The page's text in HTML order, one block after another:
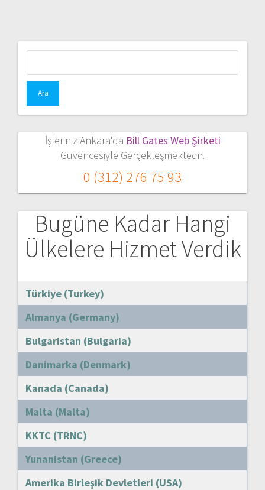
İşleriniz Ankara'da Bill Gates Web Şirketi
Güvencesiyle Gerçekleşmektedir.
0 (312) 276 75 93
Bugüne Kadar Hangi
Ülkelere Hizmet Verdik
Türkiye (Turkey)
Almanya (Germany)
Bulgaristan (Bulgaria)
Danimarka (Denmark)
Kanada (Canada)
Malta (Malta)
KKTC (TRNC)
Yunanistan (Greece)
Amerika Birleşik Devletleri (USA)